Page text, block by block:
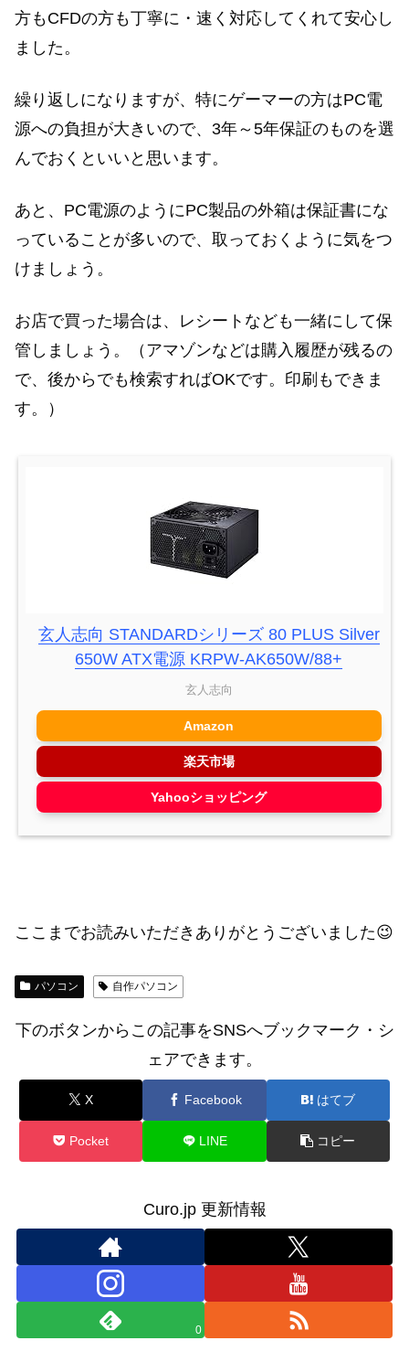
方もCFDの方も丁寧に・速く対応してくれて安心し
ました。
繰り返しになりますが、特にゲーマーの方はPC電
源への負担が大きいので、3年～5年保証のものを選
んでおくといいと思います。
あと、PC電源のようにPC製品の外箱は保証書にな
っていることが多いので、取っておくように気をつ
けましょう。
お店で買った場合は、レシートなども一緒にして保
管しましょう。（アマゾンなどは購入履歴が残るの
で、後からでも検索すればOKです。印刷もできま
す。）
玄人志向 STANDARDシリーズ 80 PLUS Silver
650W ATX電源 KRPW-AK650W/88+
玄人志向
Amazon
楽天市場
Yahooショッピング
ここまでお読みいただきありがとうございました😉
パソコン 自作パソコン
下のボタンからこの記事をSNSへブックマーク・シ
ェアできます。
X Facebook はてブ
Pocket LINE コピー
Curo.jp 更新情報
0